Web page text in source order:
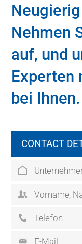
Nehmen
auf, und
Experten
bei Ihnen.
CONTACT